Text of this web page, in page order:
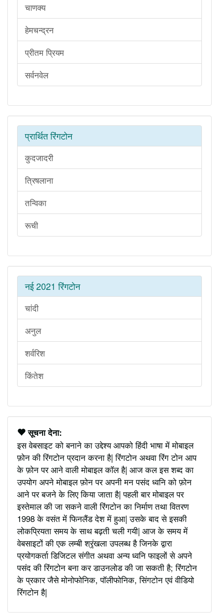
चाणक्य
हेमचन्द्रन
प्रीतम प्रियम
सर्वनवेल
प्रार्थित रिंगटोन
कुदजादरी
त्रिषलाना
तन्विका
रूची
नई 2021 रिंगटोन
चांदी
अनुल
शर्वरिश
किंतेश
सूचना देना:
इस वेबसाइट को बनाने का उद्देश्य आपको हिंदी भाषा में मोबाइल
फ़ोन की रिंगटोन प्रदान करना है| रिंगटोन अथवा रिंग टोन आप
के फ़ोन पर आने वाली मोबाइल कॉल है| आज कल इस शब्द का
उपयोग अपने मोबाइल फ़ोन पर अपनी मन पसंद ध्वनि को फ़ोन
आने पर बजने के लिए किया जाता है| पहली बार मोबाइल पर
इस्तेमाल की जा सकने वाली रिंगटोन का निर्माण तथा वितरण
1998 के वसंत में फिनलैंड देश में हुआ| उसके बाद से इसकी
लोकप्रियता समय के साथ बढ़ती चली गयी| आज के समय में
वेबसाइटों की एक लम्बी श्रृंखला उपलब्ध है जिनके द्वारा
प्रयोगकर्ता डिजिटल संगीत अथवा अन्य ध्वनि फाइलों से अपने
पसंद की रिंगटोन बना कर डाउनलोड की जा सकती है; रिंगटोन
के प्रकार जैसे मोनोफोनिक, पॉलीफोनिक, सिंगटोन एवं वीडियो
रिंगटोन है|